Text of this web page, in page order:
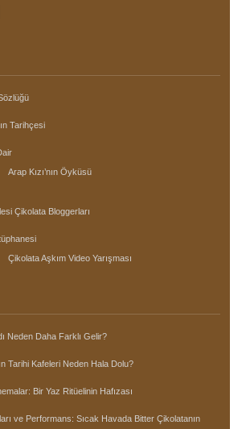
Tarihçesi
Arap Kızı’nın Öyküsü
Çikolata Bloggerları
Çikolata Aşkım Video Yarışması
Neden Daha Farklı Gelir?
Tarihi Kafeleri Neden Hala Dolu?
Bir Yaz Ritüelinin Hafızası
ve Performans: Sıcak Havada Bitter Çikolatanın